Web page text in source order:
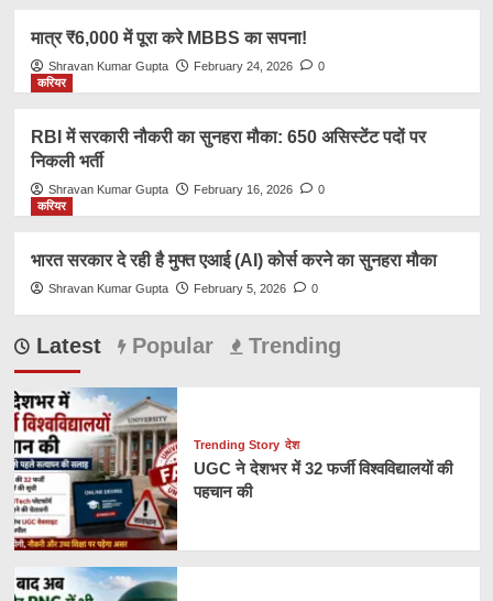
मात्र ₹6,000 में पूरा करे MBBS का सपना!
Shravan Kumar Gupta February 24, 2026
0
करियर
RBI में सरकारी नौकरी का सुनहरा मौका: 650 असिस्टेंट पदों पर
निकली भर्ती
Shravan Kumar Gupta February 16, 2026
0
करियर
भारत सरकार दे रही है मुफ्त एआई (AI) कोर्स करने का सुनहरा मौका
Shravan Kumar Gupta February 5, 2026 0
Latest Popular Trending
Trending Story देश
UGC ने देशभर में 32 फर्जी विश्वविद्यालयों की
पहचान की